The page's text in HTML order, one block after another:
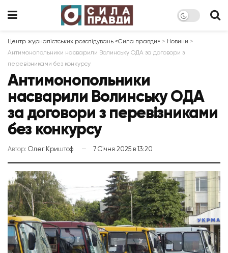
Центр журналістських розслідувань «Сила правди» > Новини >
Антимонопольники насварили Волинську ОДА за договори з
перевізниками без конкурсу
Антимонопольники
насварили Волинську ОДА
за договори з перевізниками
без конкурсу
Автор: Олег Криштоф 7 Січня 2025 в 13:20